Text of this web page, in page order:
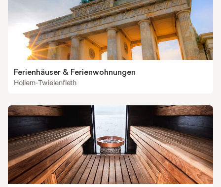
Ferienhäuser & Ferienwohnungen
Hollern-Twielenfleth